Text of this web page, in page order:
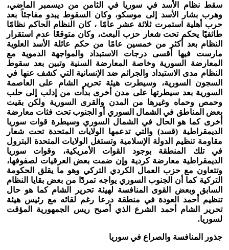
سقط نظام الأسد في سوريا في الثامن من ديسمبر الماضي،
وهرب بشار الأسد إلى موسكو، وكان السقوط يبدو مفاجئاً بعد
حرب أهلية استمرت ثلاثة عشر عامًا ، كان النظام الحاكم نظامًا
طائفيًا يحكم تحت شعار حزب البعث، وكان متوقعًا عدم استقرار
النظام بعد أكثر من خمسين عامًا من حكم عائلة الأسد العلوية
مارست فيها أقسى درجات الاستبداد والمواجهة الدموية مع
المعارضة السورية وخاصة المعارضة السنية وتبين بعد سقوط
النظام مدى الاستبداد والجرائم ضد الإنسانية التي كشف عنها في
السجون السورية، وسيطرت هيئة تحرير الشام على العاصمة
السورية بعد سيطرتها على مدن أخرى بدأت من إدلب إلى حلب
وحمص وحماه وغيرها من المدن والقرى السورية ولكن بقيت
بعض المناطق في الشمال السوري أو الجنوب تحت فئات معارضة
أخرى كما هو الحال في الشمال السوري وسيطرة قوات سوريا
الديمقراطية (قسد) والتي تدعمها الولايات المتحدة تحت شعار
مقاومة تنظيم الدولة الإسلامية وتستغل الولايات المتحدة البترول
في تلك المنطقة بوجود القوات الأمريكية، وقوات سوريا
الديمقراطية معارضة كردية وإن ضمت بعض العرقيات لصفوفها،
وتتعاون مع حزب العمال الكردي التركي وهو ما يقلق الحكومة
التركية كما أن الجنوب السوري يواجه تمردًا من بعض بقايا النظام
السابق وبعض القوى المنافسة لهيئة تحرير الشام كما هو حال
تنظيم أحمد العودة في منطقة درعا رغم لقائه مع رئيس هيئة
تحرير الشام أحمد الشرع الذي أصبح ريس الجمهورية المؤقت
لسوريا.
جذور المنافسة والصراع في سوريا